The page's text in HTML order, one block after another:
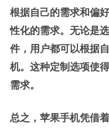
根据自己的需求和偏
性化的需求。无论是
件，用户都可以根据
机。这种定制选项使
需求。
总之，苹果手机凭借